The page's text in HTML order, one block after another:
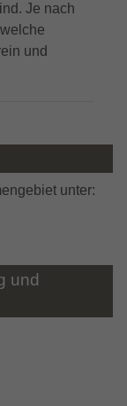
Je nach
und
unter:
und
gesetztes
das
wird,
mit